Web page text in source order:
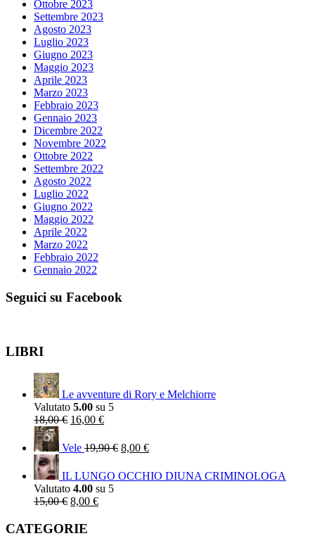
Ottobre 2023
Settembre 2023
Agosto 2023
Luglio 2023
Giugno 2023
Maggio 2023
Aprile 2023
Marzo 2023
Febbraio 2023
Gennaio 2023
Dicembre 2022
Novembre 2022
Ottobre 2022
Settembre 2022
Agosto 2022
Luglio 2022
Giugno 2022
Maggio 2022
Aprile 2022
Marzo 2022
Febbraio 2022
Gennaio 2022
Seguici su Facebook
LIBRI
Le avventure di Rory e Melchiorre
Valutato 5.00 su 5
18,00€ Il
originale
era:
18,00 €.
16,00 €Il
attuale
16,00 €.
Vele 19,90€ prezzo
originale
era:
19,90 €.
8,00 €prezzo
attuale
è:
8,00 €.
IL LUNGO OCCHIO DIUNA CRIMINOLOGA
Valutato 4.00 su 5
15,00€ Il
originale
8,00 €Il
CATEGORIE